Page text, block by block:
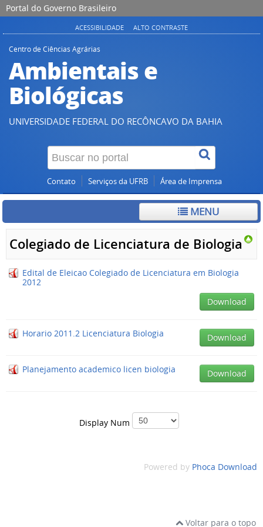
Portal do Governo Brasileiro
ACESSIBILIDADE ALTO CONTRASTE
Centro de Ciências Agrárias
Ambientais e
Biológicas
UNIVERSIDADE FEDERAL DO RECÔNCAVO DA BAHIA
Contato Serviços da UFRB Área de Imprensa
MENU
Colegiado de Licenciatura de Biologia
Edital de Eleicao Colegiado de Licenciatura em Biologia
2012
Download
Horario 2011.2 Licenciatura Biologia Download
Planejamento academico licen biologia Download
Display Num
Powered by Phoca Download
Voltar para o topo